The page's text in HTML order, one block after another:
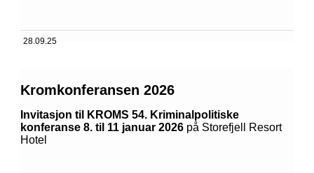
Kromkonferansen 2026
Invitasjon til KROMS 54. Kriminalpolitiske
konferanse 8. til 11 januar 2026 på Storefjell Resort
Hotel
28.09.25